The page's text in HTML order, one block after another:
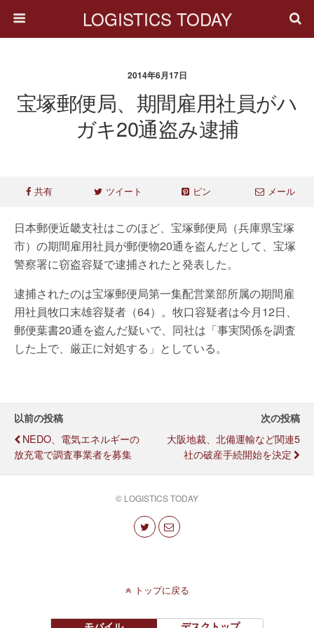
LOGISTICS TODAY
2014年6月17日
宝塚郵便局、期間雇用社員がハ
ガキ20通盗み逮捕
共有 ツイート ピン メール
日本郵便近畿支社はこのほど、宝塚郵便局（兵庫県宝塚
市）の期間雇用社員が郵便物20通を盗んだとして、宝塚
警察署に窃盗容疑で逮捕されたと発表した。
逮捕されたのは宝塚郵便局第一集配営業部所属の期間雇
用社員牧口末雄容疑者（64）。牧口容疑者は今月12日、
郵便葉書20通を盗んだ疑いで、同社は「事実関係を調査
した上で、厳正に対処する」としている。
以前の投稿
NEDO、電気エネルギーの
放充電で調査事業者を募集
次の投稿
大阪地裁、北備運輸など関連5
社の破産手続開始を決定
© LOGISTICS TODAY
トップに戻る